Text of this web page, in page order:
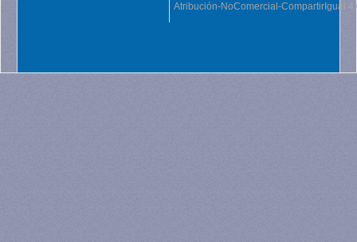
Atribución-NoComercial-CompartirIgual